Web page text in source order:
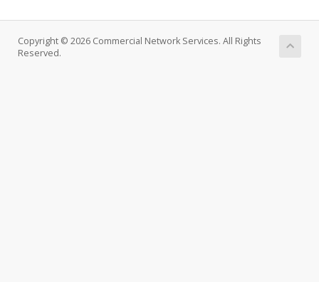
Copyright © 2026 Commercial Network Services. All Rights
Reserved.